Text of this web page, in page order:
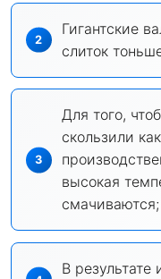
Гигантские
слиток
Для того,
скользили
высокая
смачиваются;
В результате